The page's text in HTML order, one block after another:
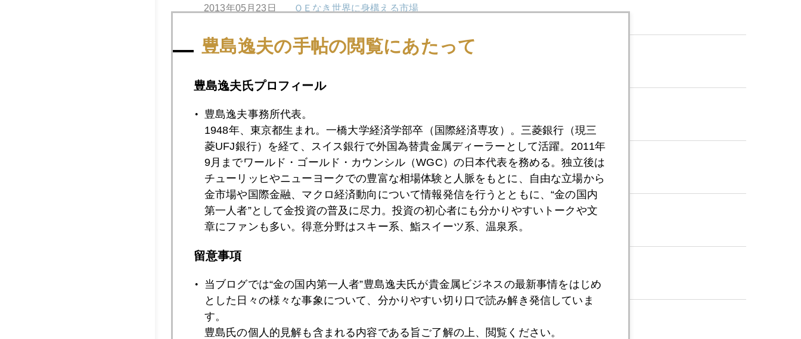
2013年05月23日 ＱＥなき世界に身構える市場
2013年05月21日 米国債格下げ警告で金急反発
2013年05月17日 コネチカットからＮＹへ
2013年05月16日 ＮＹに見る、「急ぎばたらき」の日本株買い
2013年05月14日 トウモロコシ不作懸念、ヘッジファンド動く
豊島逸夫の手帖の閲覧にあたって
豊島逸夫氏プロフィール
豊島逸夫事務所代表。
1948年、東京都生まれ。一橋大学経済学部卒（国際経済専攻）。三菱銀行（現三
菱UFJ銀行）を経て、スイス銀行で外国為替貴金属ディーラーとして活躍。2011年
9月までワールド・ゴールド・カウンシル（WGC）の日本代表を務める。独立後は
チューリッヒやニューヨークでの豊富な相場体験と人脈をもとに、自由な立場から
金市場や国際金融、マクロ経済動向について情報発信を行うとともに、“金の国内
第一人者”として金投資の普及に尽力。投資の初心者にも分かりやすいトークや文
章にファンも多い。得意分野はスキー系、鮨スイーツ系、温泉系。
留意事項
当ブログでは“金の国内第一人者”豊島逸夫氏が貴金属ビジネスの最新事情をはじめ
とした日々の様々な事象について、分かりやすい切り口で読み解き発信していま
す。
豊島氏の個人的見解も含まれる内容である旨ご了解の上、閲覧ください。